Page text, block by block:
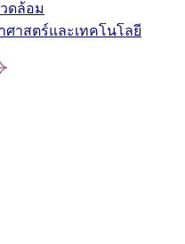
ดล้อม
ศาสตร์และเทคโนโลยี